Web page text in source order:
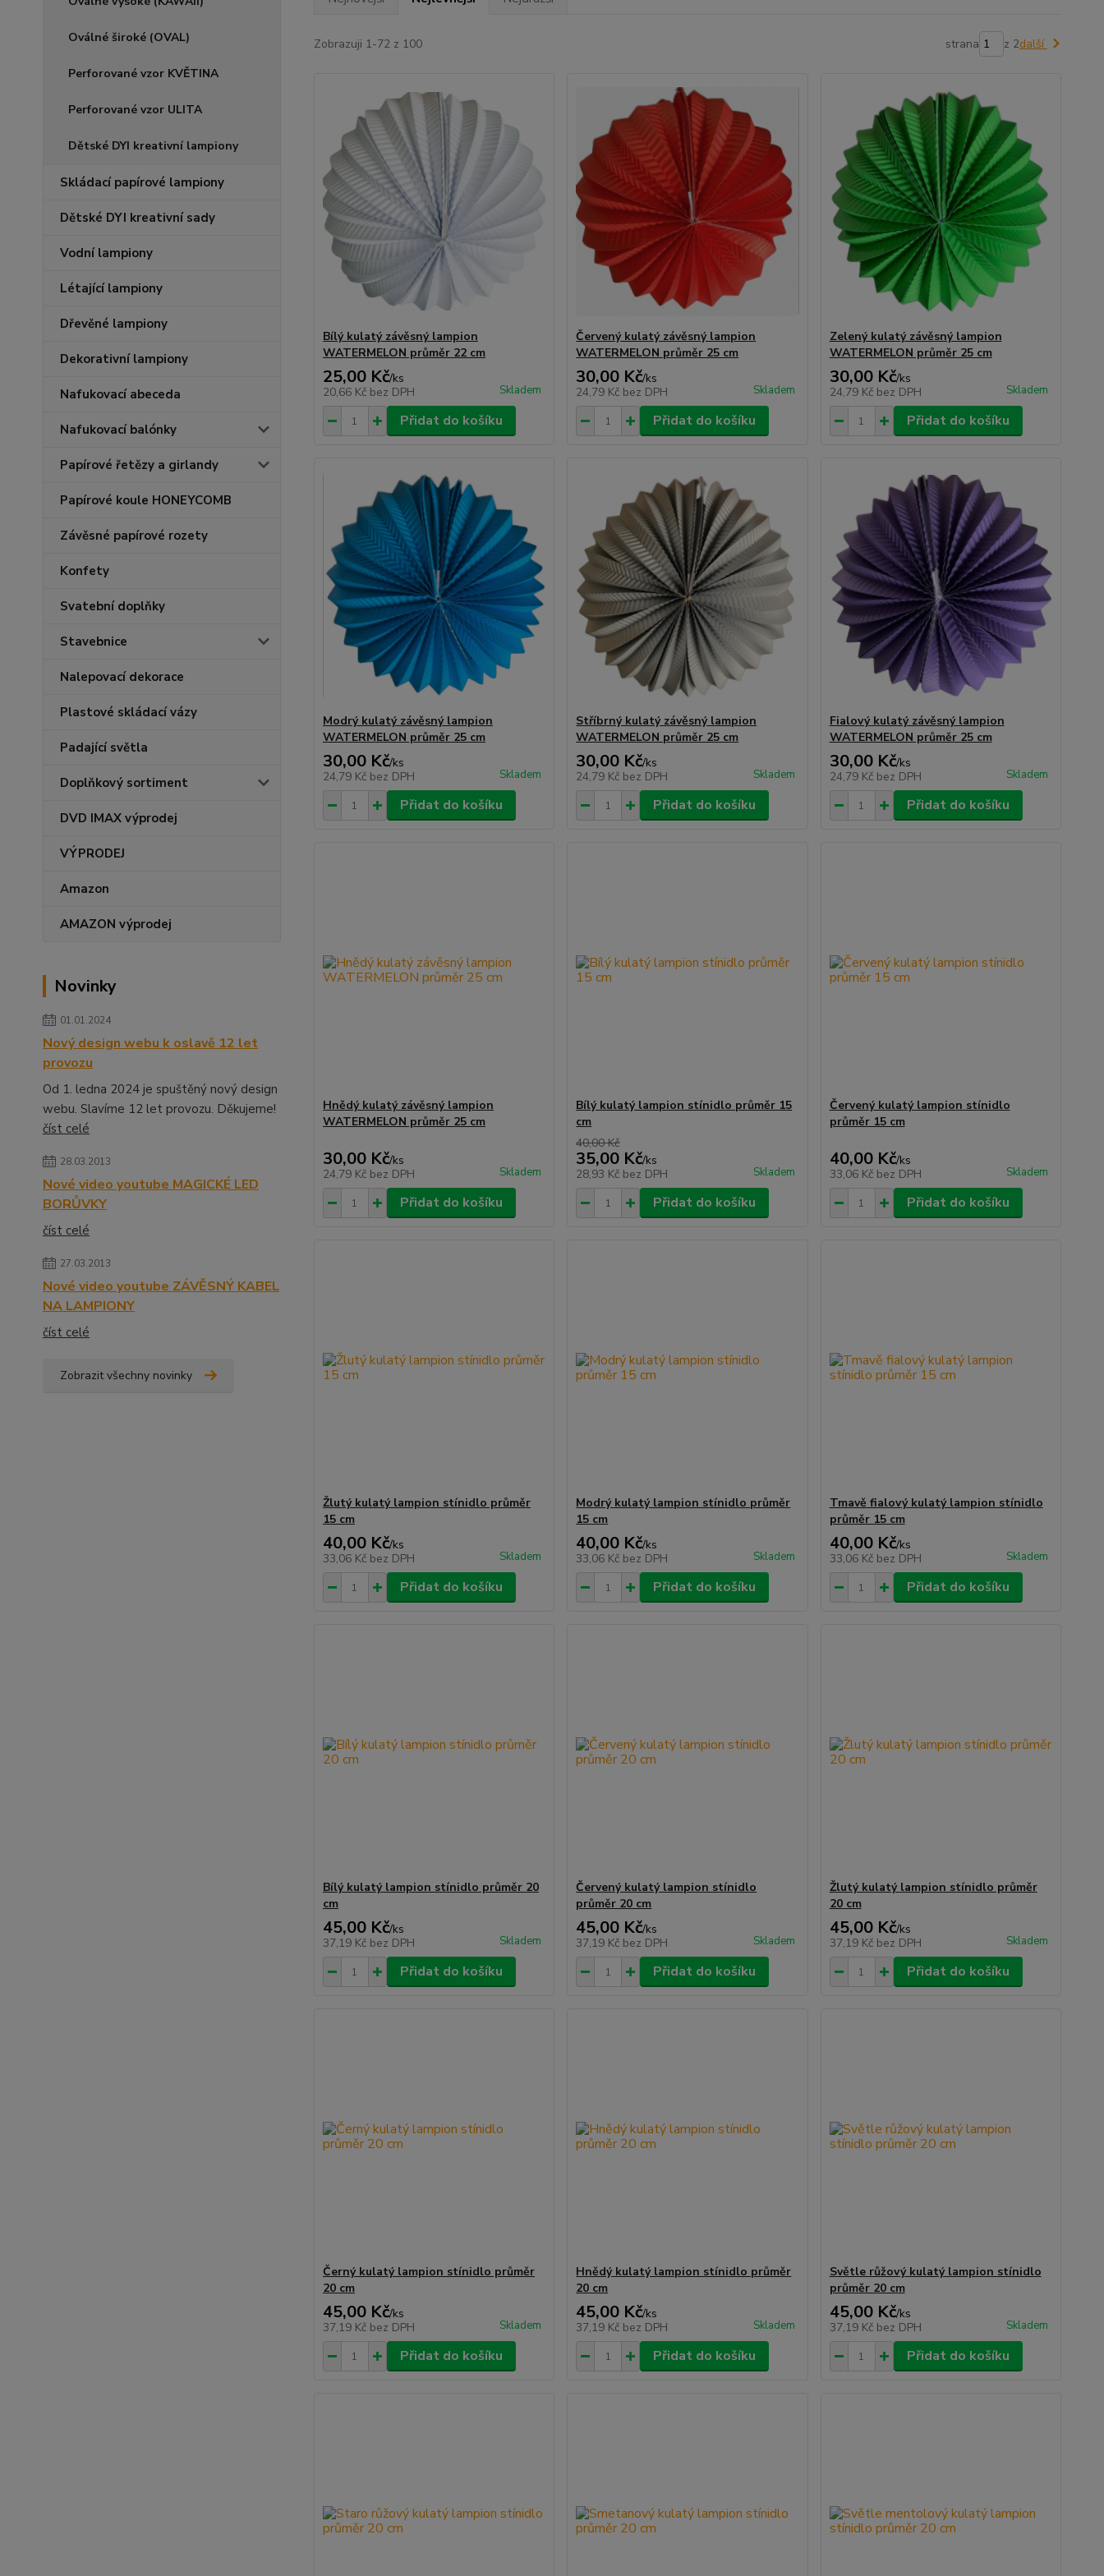
Oválné široké (OVAL)
Perforované vzor KVĚTINA
Perforované vzor ULITA
Dětské DYI kreativní lampiony
Skládací papírové lampiony
Dětské DYI kreativní sady
Vodní lampiony
Létající lampiony
Dřevěné lampiony
Dekorativní lampiony
Nafukovací abeceda
Nafukovací balónky
Papírové řetězy a girlandy
Papírové koule HONEYCOMB
Závěsné papírové rozety
Konfety
Svatební doplňky
Stavebnice
Nalepovací dekorace
Plastové skládací vázy
Padající světla
Doplňkový sortiment
DVD IMAX výprodej
VÝPRODEJ
Amazon
AMAZON výprodej
Novinky
01.01.2024
Nový design webu k oslavě 12 let
provozu
Od 1. ledna 2024 je spuštěný nový design
webu. Slavíme 12 let provozu. Děkujeme!
číst celé
28.03.2013
Nové video youtube MAGICKÉ LED
BORŮVKY
číst celé
27.03.2013
Nové video youtube ZÁVĚSNÝ KABEL
NA LAMPIONY
číst celé
Zobrazit všechny novinky
Zobrazuji 1-72 z 100 strana z 2další
Bílý kulatý závěsný lampion
WATERMELON průměr 22 cm
25,00 Kč/ks
20,66 Kč bez DPH Skladem
Přidat do košíku
Červený kulatý závěsný lampion
WATERMELON průměr 25 cm
30,00 Kč/ks
24,79 Kč bez DPH Skladem
Přidat do košíku
Zelený kulatý závěsný lampion
WATERMELON průměr 25 cm
30,00 Kč/ks
24,79 Kč bez DPH Skladem
Přidat do košíku
Modrý kulatý závěsný lampion
WATERMELON průměr 25 cm
30,00 Kč/ks
24,79 Kč bez DPH Skladem
Přidat do košíku
Stříbrný kulatý závěsný lampion
WATERMELON průměr 25 cm
30,00 Kč/ks
24,79 Kč bez DPH Skladem
Přidat do košíku
Fialový kulatý závěsný lampion
WATERMELON průměr 25 cm
30,00 Kč/ks
24,79 Kč bez DPH Skladem
Přidat do košíku
Hnědý kulatý závěsný lampion
WATERMELON průměr 25 cm
30,00 Kč/ks
24,79 Kč bez DPH Skladem
Přidat do košíku
Bílý kulatý lampion stínidlo průměr 15
cm
40,00 Kč
35,00 Kč/ks
28,93 Kč bez DPH Skladem
Přidat do košíku
Červený kulatý lampion stínidlo
průměr 15 cm
40,00 Kč/ks
33,06 Kč bez DPH Skladem
Přidat do košíku
Žlutý kulatý lampion stínidlo průměr
15 cm
40,00 Kč/ks
33,06 Kč bez DPH Skladem
Přidat do košíku
Modrý kulatý lampion stínidlo průměr
15 cm
40,00 Kč/ks
33,06 Kč bez DPH Skladem
Přidat do košíku
Tmavě fialový kulatý lampion stínidlo
průměr 15 cm
40,00 Kč/ks
33,06 Kč bez DPH Skladem
Přidat do košíku
Bílý kulatý lampion stínidlo průměr 20
cm
45,00 Kč/ks
37,19 Kč bez DPH Skladem
Přidat do košíku
Červený kulatý lampion stínidlo
průměr 20 cm
45,00 Kč/ks
37,19 Kč bez DPH Skladem
Přidat do košíku
Žlutý kulatý lampion stínidlo průměr
20 cm
45,00 Kč/ks
37,19 Kč bez DPH Skladem
Přidat do košíku
Černý kulatý lampion stínidlo průměr
20 cm
45,00 Kč/ks
37,19 Kč bez DPH Skladem
Přidat do košíku
Hnědý kulatý lampion stínidlo průměr
20 cm
45,00 Kč/ks
37,19 Kč bez DPH Skladem
Přidat do košíku
Světle růžový kulatý lampion stínidlo
průměr 20 cm
45,00 Kč/ks
37,19 Kč bez DPH Skladem
Přidat do košíku